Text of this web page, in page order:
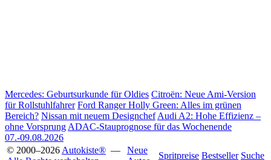
Mercedes: Geburtsurkunde für Oldies Citroën: Neue Ami-Version
für Rollstuhlfahrer Ford Ranger Holly Green: Alles im grünen
Bereich? Nissan mit neuem Designchef Audi A2: Hohe Effizienz –
ohne Vorsprung ADAC-Stauprognose für das Wochenende
07.-09.08.2026
© 2000–2026 Autokiste® —
Neue
Spritpreise Bestseller Suche